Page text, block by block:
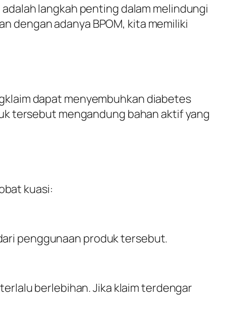
langkah penting dalam melindungi
dengan adanya BPOM, kita memiliki
dapat menyembuhkan diabetes
tersebut mengandung bahan aktif yang
kuasi:
penggunaan produk tersebut.
berlebihan. Jika klaim terdengar